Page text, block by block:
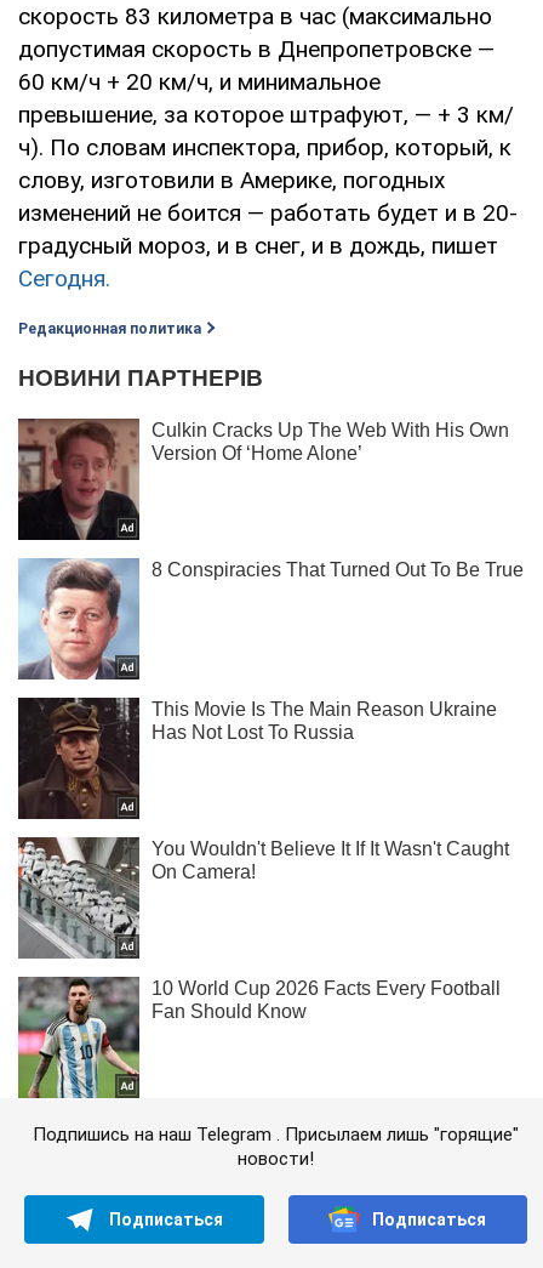
скорость 83 километра в час (максимально
допустимая скорость в Днепропетровске —
60 км/ч + 20 км/ч, и минимальное
превышение‚ за которое штрафуют‚ — + 3 км/
ч). По словам инспектора, прибор, который, к
слову, изготовили в Америке, погодных
изменений не боится — работать будет и в 20-
градусный мороз, и в снег, и в дождь, пишет
Сегодня.
Редакционная политика
Подпишись на наш Telegram . Присылаем лишь "горящие"
новости!
Подписаться Подписаться